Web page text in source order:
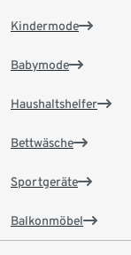
Kindermode
Babymode
Haushaltshelfer
Bettwäsche
Sportgeräte
Balkonmöbel